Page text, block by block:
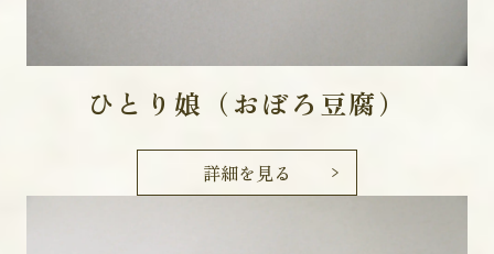
ひとり娘（おぼろ豆腐）
詳細を見る